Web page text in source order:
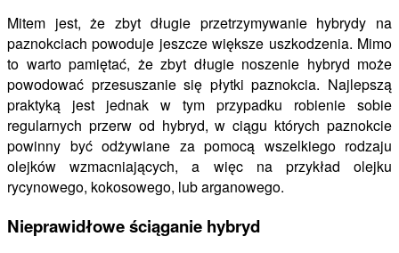
Mitem jest, że zbyt długie przetrzymywanie hybrydy na
paznokciach powoduje jeszcze większe uszkodzenia. Mimo
to warto pamiętać, że zbyt długie noszenie hybryd może
powodować przesuszanie się płytki paznokcia. Najlepszą
praktyką jest jednak w tym przypadku robienie sobie
regularnych przerw od hybryd, w ciągu których paznokcie
powinny być odżywiane za pomocą wszelkiego rodzaju
olejków wzmacniających, a więc na przykład olejku
rycynowego, kokosowego, lub arganowego.
Nieprawidłowe ściąganie hybryd